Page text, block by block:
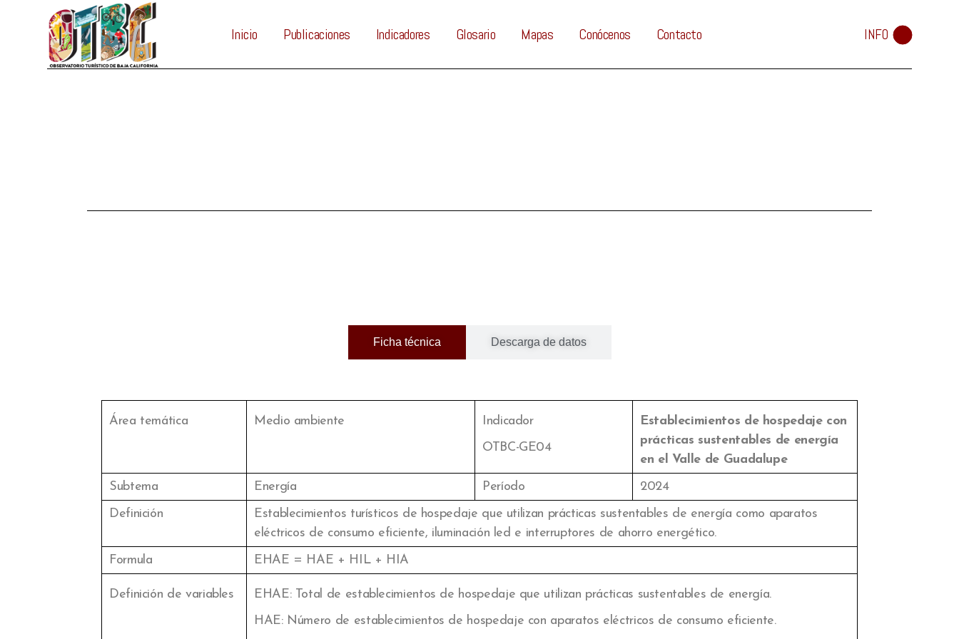
Inicio Publicaciones Indicadores Glosario Mapas Conócenos Contacto INFO
Ficha técnica Descarga de datos
Área temática Medio ambiente
Indicador
OTBC-GE04
Establecimientos de hospedaje con
prácticas sustentables de energía
en el Valle de Guadalupe
Subtema
Energía Período
2024
Definición
Establecimientos turísticos de hospedaje que utilizan prácticas sustentables de energía como aparatos
eléctricos de consumo eficiente, iluminación led e interruptores de ahorro energético.
Formula
EHAE = HAE + HIL + HIA
Definición de variables
EHAE: Total de establecimientos de hospedaje que utilizan prácticas sustentables de energía.
HAE: Número de establecimientos de hospedaje con aparatos eléctricos de consumo eficiente.